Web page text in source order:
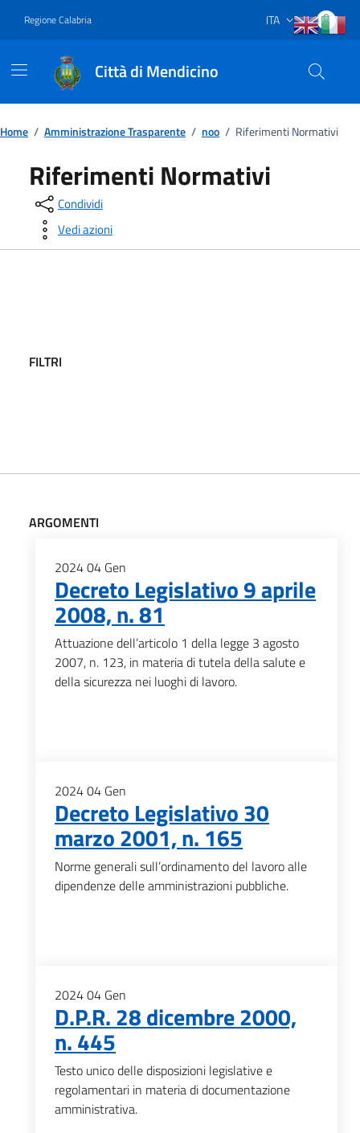
Regione Calabria Lingua attiva:
ITA
Città di Mendicino
Home / Amministrazione Trasparente / noo / Riferimenti Normativi
Riferimenti Normativi
Condividi
Vedi azioni
FILTRI
ARGOMENTI
202404 Gen
Decreto Legislativo 9 aprile
2008, n. 81
Attuazione dell’articolo 1 della legge 3 agosto
2007, n. 123, in materia di tutela della salute e
della sicurezza nei luoghi di lavoro.
202404 Gen
Decreto Legislativo 30
marzo 2001, n. 165
Norme generali sull’ordinamento del lavoro alle
dipendenze delle amministrazioni pubbliche.
202404 Gen
D.P.R. 28 dicembre 2000,
n. 445
Testo unico delle disposizioni legislative e
regolamentari in materia di documentazione
amministrativa.